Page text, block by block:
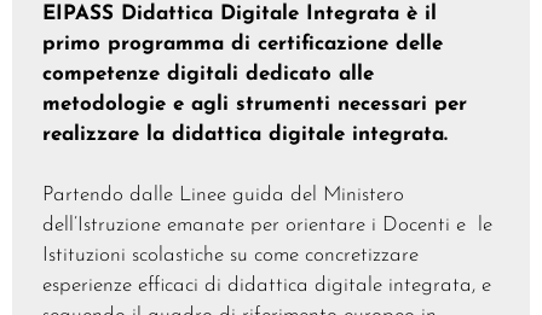
EIPASS Didattica Digitale Integrata è il
primo programma di certificazione delle
competenze digitali dedicato alle
metodologie e agli strumenti necessari per
realizzare la didattica digitale integrata.
Partendo dalle Linee guida del Ministero
dell’Istruzione emanate per orientare i Docenti e le
Istituzioni scolastiche su come concretizzare
esperienze efficaci di didattica digitale integrata, e